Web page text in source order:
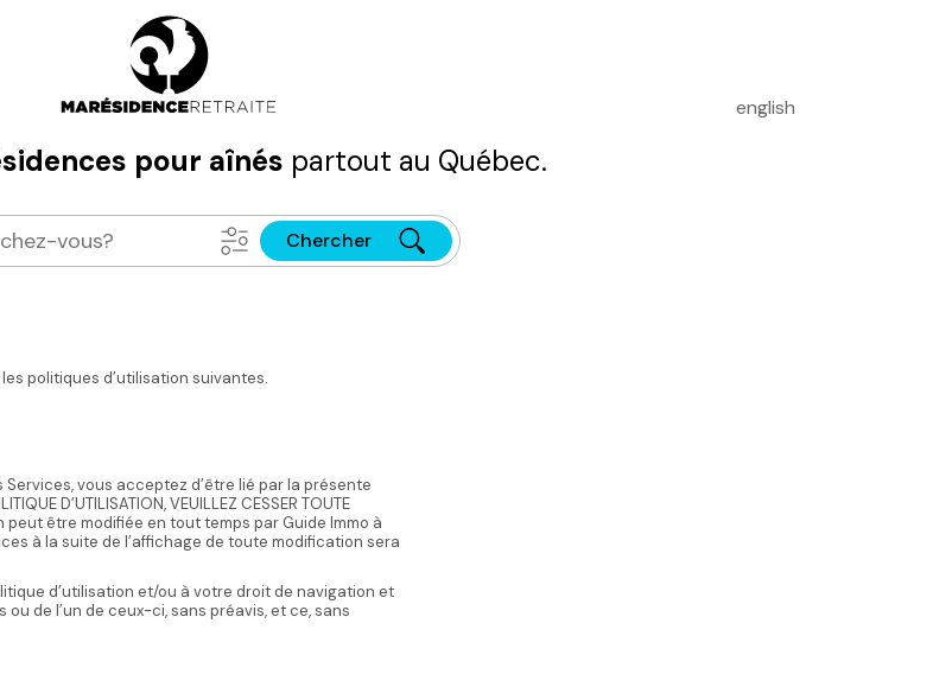
pour aînés partout au Québec.
english
Chercher
politiques d’utilisation suivantes.
vous acceptez d’être lié par la présente
D’UTILISATION, VEUILLEZ CESSER TOUTE
peut être modifiée en tout temps par Guide Immo à
à la suite de l’affichage de toute modification sera
d’utilisation et/ou à votre droit de navigation et
de l’un de ceux-ci, sans préavis, et ce, sans